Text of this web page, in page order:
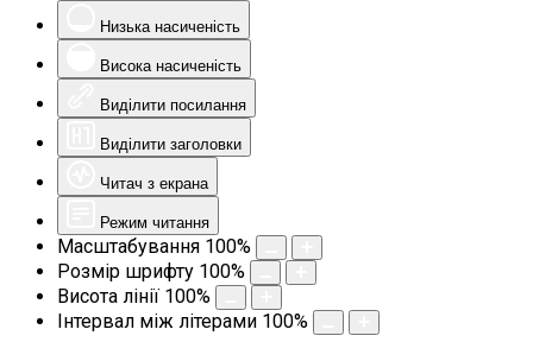
Низька насиченість
Висока насиченість
Виділити посилання
Виділити заголовки
Читач з екрана
Режим читання
Масштабування 100%
Розмір шрифту 100%
Висота лінії 100%
Інтервал між літерами 100%